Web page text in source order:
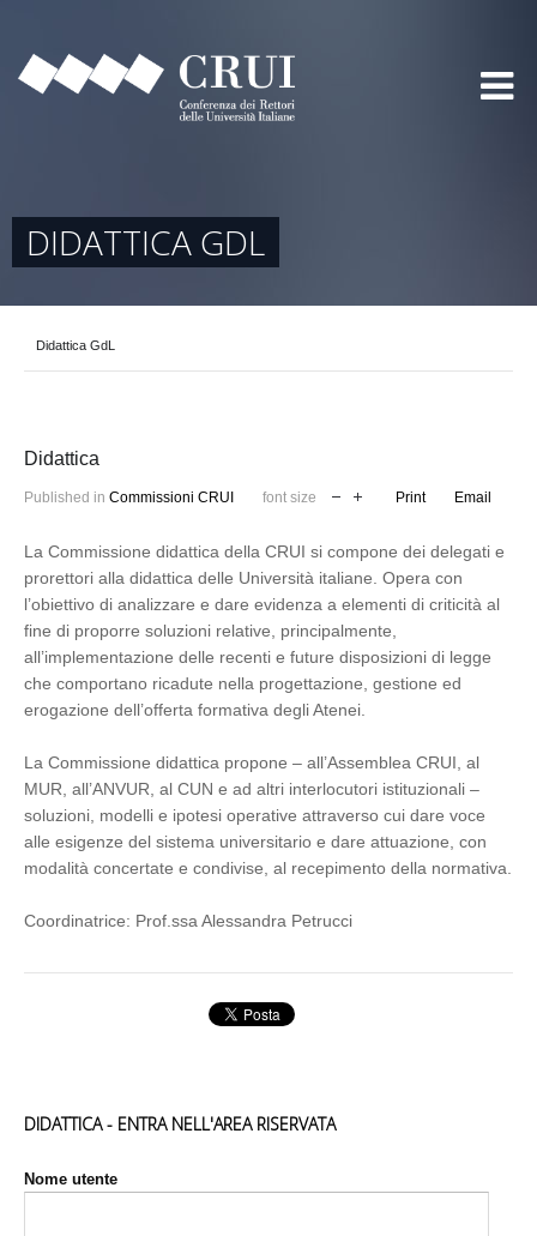
DIDATTICA GDL
Didattica GdL
Didattica
Published in Commissioni CRUI font size Print Email
La Commissione didattica della CRUI si compone dei delegati e
prorettori alla didattica delle Università italiane. Opera con
l’obiettivo di analizzare e dare evidenza a elementi di criticità al
fine di proporre soluzioni relative, principalmente,
all’implementazione delle recenti e future disposizioni di legge
che comportano ricadute nella progettazione, gestione ed
erogazione dell’offerta formativa degli Atenei.
La Commissione didattica propone – all’Assemblea CRUI, al
MUR, all’ANVUR, al CUN e ad altri interlocutori istituzionali –
soluzioni, modelli e ipotesi operative attraverso cui dare voce
alle esigenze del sistema universitario e dare attuazione, con
modalità concertate e condivise, al recepimento della normativa.
Coordinatrice: Prof.ssa Alessandra Petrucci
DIDATTICA - ENTRA NELL'AREA RISERVATA
Nome utente